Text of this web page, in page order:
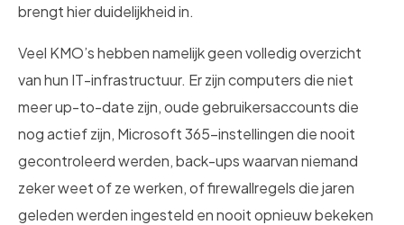
brengt hier duidelijkheid in.
Veel KMO’s hebben namelijk geen volledig overzicht
van hun IT-infrastructuur. Er zijn computers die niet
meer up-to-date zijn, oude gebruikersaccounts die
nog actief zijn, Microsoft 365-instellingen die nooit
gecontroleerd werden, back-ups waarvan niemand
zeker weet of ze werken, of firewallregels die jaren
geleden werden ingesteld en nooit opnieuw bekeken